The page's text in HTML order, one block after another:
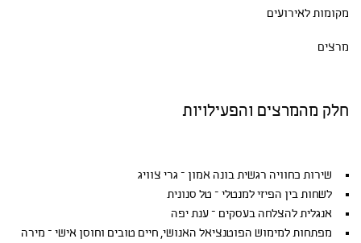
מקומות לאירועים
מרצים
חלק מהמרצים והפעילויות
שירות כחוויה רגשית בונה אמון – גרי צוויג
לשחות בין הפיזי למנטלי – טל סנונית
אנגלית להצלחה בעסקים – ענת יפה
מפתחות למימוש הפוטנציאל האנושי, חיים טובים וחוסן אישי – מירה